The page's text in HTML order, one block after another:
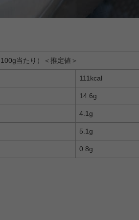
当たり）＜推定値＞
111kcal
14.6g
4.1g
5.1g
0.8g